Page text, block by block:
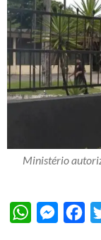
Ministério
WhatsApp